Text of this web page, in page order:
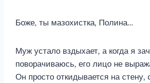
Боже, ты мазохистка, Полина…
Муж устало вздыхает, а когда я
поворачиваюсь, его лицо не
Он просто откидывается на стену,